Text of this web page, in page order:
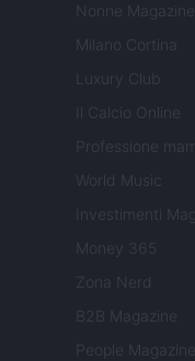
Nonne Magazine
Milano Cortina
Luxury Club
Il Calcio Online
Professione
World Music
Investimenti
Money 365
Zona Nerd
B2B Magazine
People Magazine